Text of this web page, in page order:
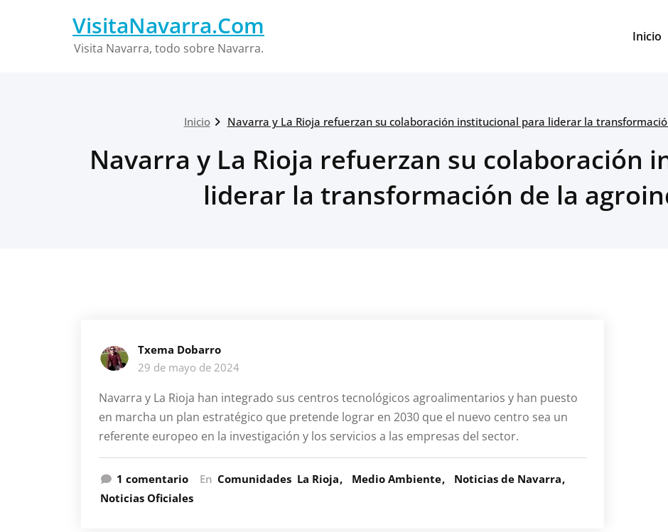
VisitaNavarra.Com
Visita Navarra, todo sobre Navarra.
Inicio
Inicio Navarra y La Rioja refuerzan su colaboración institucional para liderar la
Navarra y La Rioja refuerzan su colaboración
liderar la transformación de la
Txema Dobarro
29 de mayo de 2024
Navarra y La Rioja han integrado sus centros tecnológicos agroalimentarios y han puesto
en marcha un plan estratégico que pretende lograr en 2030 que el nuevo centro sea un
referente europeo en la investigación y los servicios a las empresas del sector.
1 comentarioen
Navarra
En Comunidades La Rioja Medio Ambiente
Noticias de Navarra
Noticias Oficiales